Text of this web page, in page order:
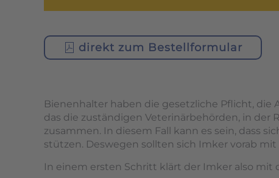
direkt zum Bestellformular
Bienenhalter haben die gesetzliche Pflicht, die
das die zuständigen Veterinärbehörden, in der
zusammen. In diesem Fall kann es sein, dass
stützen. Deswegen sollten sich Imker vorab
In einem ersten Schritt klärt der Imker also mit